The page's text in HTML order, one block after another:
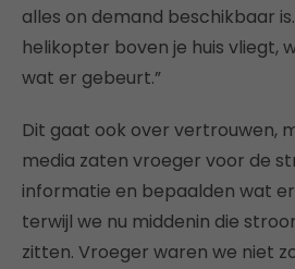
alles on demand beschikbaar
helikopter boven je huis vliegt,
wat er gebeurt.”
Dit gaat ook over vertrouwen,
media zaten vroeger voor de
informatie en bepaalden wat
terwijl we nu middenin die
zitten. Vroeger waren we niet